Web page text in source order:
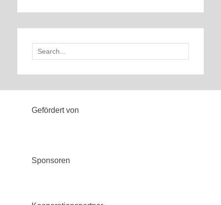
Search
for:
Gefördert von
Sponsoren